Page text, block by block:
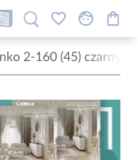
2-160 (45) czarny